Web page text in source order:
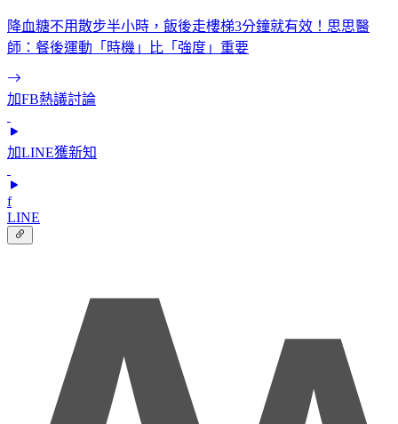
降血糖不用散步半小時，飯後走樓梯3分鐘就有效！思思醫
師：餐後運動「時機」比「強度」重要
加FB熱議討論
加LINE獲新知
f
LINE